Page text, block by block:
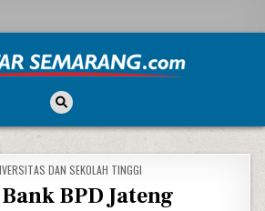
IN DAN SEKOLAH TINGGI
BPD Jateng